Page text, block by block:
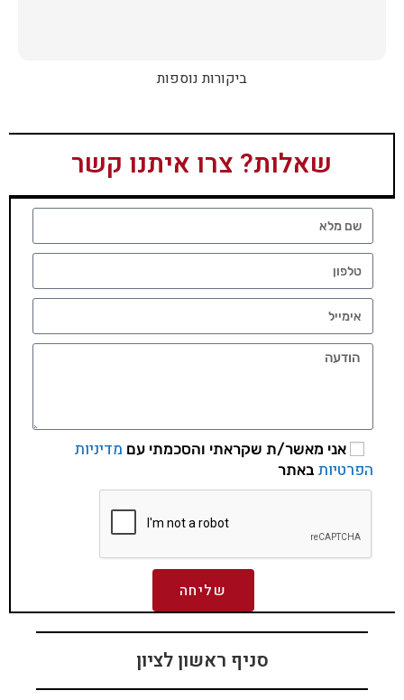
ביקורות נוספות
שאלות? צרו איתנו קשר
אני מאשר/ת שקראתי והסכמתי עם מדיניות
הפרטיות באתר
שליחה
סניף ראשון לציון